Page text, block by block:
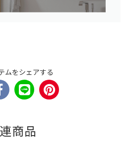
ムをシェアする
商品